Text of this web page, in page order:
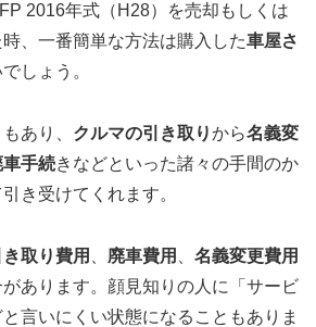
2016年式（H28）を売却もしくは
、一番簡単な方法は購入した車屋さ
しょう。
あり、 クルマの引き取りから名義変
車手続きなどといった諸々の手間のか
き受けてくれます。
き取り費用 廃車費用
名義変更費用
あります。顔見知りの人に「サービ
言いにくい状態になることもありま